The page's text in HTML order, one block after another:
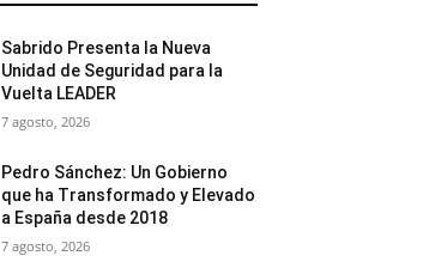
Sabrido Presenta la Nueva
Unidad de Seguridad para la
Vuelta LEADER
7 agosto, 2026
Pedro Sánchez: Un Gobierno
que ha Transformado y Elevado
a España desde 2018
7 agosto, 2026